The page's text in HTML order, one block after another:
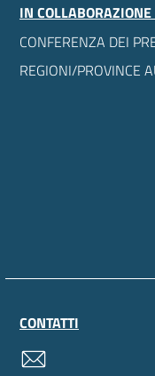
IN COLLABORAZIONE
CONFERENZA DEI
REGIONI/PROVINCE
CONTATTI